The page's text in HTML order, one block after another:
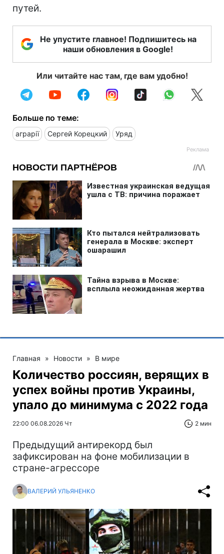
путей.
Не упустите главное! Подпишитесь на
наши обновления в Google!
Или читайте нас там, где вам удобно!
Больше по теме:
аграрії Сергей Корецкий Уряд
Главная » Новости » В мире
Количество россиян, верящих в
успех войны против Украины,
упало до минимума с 2022 года
22:00 06.08.2026 Чт 2 мин
Предыдущий антирекорд был
зафиксирован на фоне мобилизации в
стране-агрессоре
ВАЛЕРИЙ УЛЬЯНЕНКО